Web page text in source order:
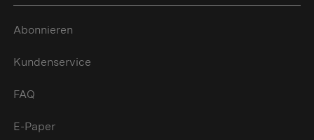
Abonnieren
Kundenservice
FAQ
E-Paper